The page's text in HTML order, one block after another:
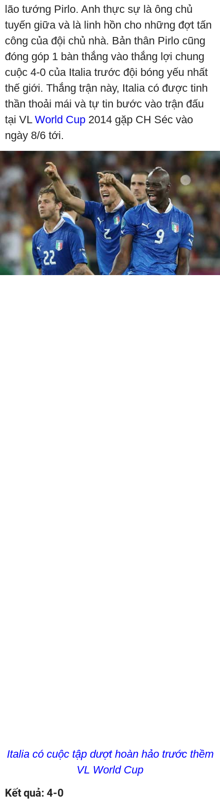
lão tướng Pirlo. Anh thực sự là ông chủ
tuyến giữa và là linh hồn cho những đợt tấn
công của đội chủ nhà. Bản thân Pirlo cũng
đóng góp 1 bàn thắng vào thắng lợi chung
cuộc 4-0 của Italia trước đội bóng yếu nhất
thế giới. Thắng trận này, Italia có được tinh
thần thoải mái và tự tin bước vào trận đấu
tại VL World Cup 2014 gặp CH Séc vào
ngày 8/6 tới.
Italia có cuộc tập dượt hoàn hảo trước thềm
VL World Cup
Kết quả: 4-0